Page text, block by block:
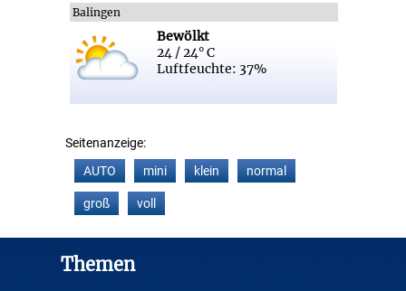
Balingen
Bewölkt
24 / 24° C
Luftfeuchte: 37%
Seitenanzeige:
AUTO
mini klein normal
groß voll
Themen